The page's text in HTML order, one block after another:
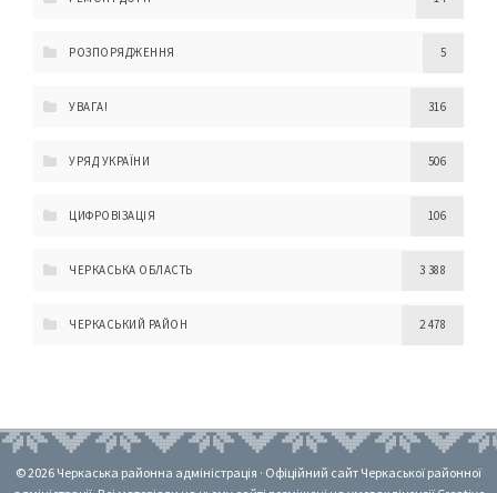
РОЗПОРЯДЖЕННЯ 5
УВАГА! 316
УРЯД УКРАЇНИ 506
ЦИФРОВІЗАЦІЯ 106
ЧЕРКАСЬКА ОБЛАСТЬ 3 388
ЧЕРКАСЬКИЙ РАЙОН 2 478
© 2026 Черкаська районна адміністрація · Офіційний сайт Черкаської районної